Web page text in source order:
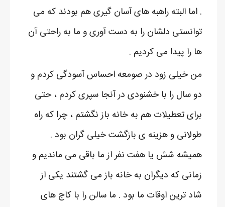
. اما البته راهبه های آسان گیری هم بودند که می
توانستی دلشان را به دست آوری و ما به راحتی آن
ها را پیدا می کردیم .
من خیلی زود در صومعه احساس آسودگی کردم و
دو سال را با خشنودی در آنجا سپری کردم ، حتی
برای تعطیلات هم به خانه باز نگشتم ، چرا که راه
طولانی و هزینه ی بازگشت خیلی گران بود .
همیشه شش یا هفت نفر از ما باقی می ماندیم و
زمانی که دیگران به خانه باز می گشتند یکی از
شاد ترین اوقات ما بود . ما سالن را با کاج های